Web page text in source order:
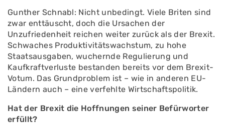
Gunther Schnabl: Nicht unbedingt. Viele Briten sind
zwar enttäuscht, doch die Ursachen der
Unzufriedenheit reichen weiter zurück als der Brexit.
Schwaches Produktivitätswachstum, zu hohe
Staatsausgaben, wuchernde Regulierung und
Kaufkraftverluste bestanden bereits vor dem Brexit-
Votum. Das Grundproblem ist – wie in anderen EU-
Ländern auch – eine verfehlte Wirtschaftspolitik.
Hat der Brexit die Hoffnungen seiner Befürworter
erfüllt?